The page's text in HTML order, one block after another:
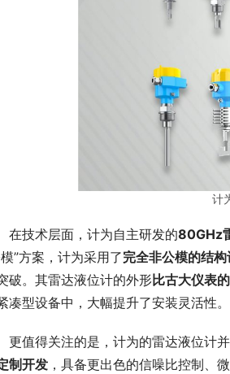
计
技术层面，计为自主研发的80GHz
”方案，计为采用了完全非公模的结构
破。其雷达液位计的外形比古大仪表
凑型设备中，大幅提升了安装灵活性。
值得关注的是，计为的雷达液位计并
制开发 ，具备更出色的信噪比控制、